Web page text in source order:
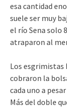
esa cantidad
suele ser muy
el río Sena solo
atraparon al
Los esgrimistas
cobraron la
cada uno a
Más del doble